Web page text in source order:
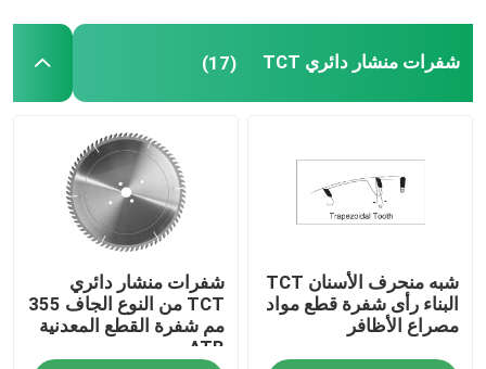
حفر خطوة الأحرار
القاطع الحلقي
شفرات منشار دائري TCT (17)
شبه منحرف الأسنان TCT
البناء رأى شفرة قطع مواد
مصراع الأظافر
شفرات منشار دائري
TCT من النوع الجاف 355
مم شفرة القطع المعدنية
ATB